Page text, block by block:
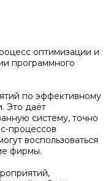
оптимизации и
программного
по эффективному
Это даёт
систему, точно
процессов
воспользоваться
фирмы.